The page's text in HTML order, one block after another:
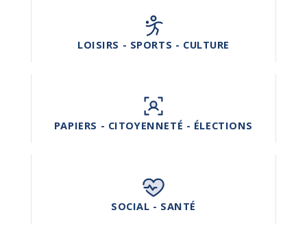
LOISIRS - SPORTS - CULTURE
PAPIERS - CITOYENNETÉ - ÉLECTIONS
SOCIAL - SANTÉ